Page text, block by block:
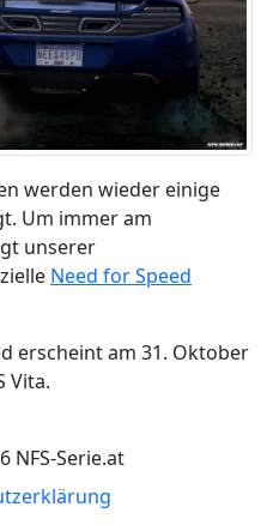
werden wieder einige
Um immer am
unserer
Need for Speed
erscheint am 31. Oktober
Vita.
NFS-Serie.at